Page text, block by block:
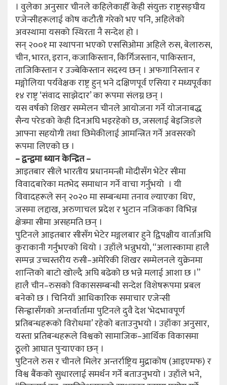
। वुलेका अनुसार चीनले कहिलेकाहीँ केही संयुक्त राष्ट्रसङ्घीय
एजेन्सीहरूलाई कोष कटौती गरेको भए पनि, अहिलेको
अवस्थामा यसको स्थिरता नै सन्देश हो ।
सन् २००१ मा स्थापना भएको एससिओमा अहिले रुस, बेलारुस,
चीन, भारत, इरान, कजाकिस्तान, किर्गिजस्तान, पाकिस्तान,
ताजिकिस्तान र उज्बेकिस्तान सदस्य छन् । अफगानिस्तान र
मङ्गोलिया पर्यवेक्षक राष्ट्र हुन् भने दक्षिणपूर्व एसिया र मध्यपूर्वका
१४ राष्ट्र ‘संवाद साझेदार’ का रूपमा संलग्न छन् ।
यस वर्षको शिखर सम्मेलन चीनले आयोजना गर्ने योजनाबद्ध
सैन्य परेडको केही दिनअघि भइरहेको छ, जसलाई बेइजिङले
आफ्ना सहयोगी तथा छिमेकीलाई आमन्त्रित गर्ने अवसरको
रूपमा लिएको छ ।
– द्वन्द्वमा ध्यान केन्द्रित –
आइतबार सीले भारतीय प्रधानमन्त्री मोदीसँग भेटेर सीमा
विवादबारेका मतभेद समाधान गर्ने वाचा गर्नुभयो । यी
विवादहरूले सन् २०२० मा सम्बन्धमा तनाव ल्याएका थिए,
जसमा लद्दाख, अरुणाचल प्रदेश र भुटान नजिकका विभिन्न
क्षेत्रमा सीमा असहमति छन् ।
पुटिनले आइतबार सीसँग भेटेर मङ्गलबार हुने द्विपक्षीय वार्ताअघि
कुराकानी गर्नुभएको थियो । उहाँले भन्नुभयो, “अलास्कामा हालै
सम्पन्न उच्चस्तरीय रुसी–अमेरिकी शिखर सम्मेलनले युक्रेनमा
शान्तिको बाटो खोल्दै अघि बढेको छ भन्ने मलाई आशा छ ।”
हालै चीन–रुसको विकाससम्बन्धी सन्देश विशेषरूपमा प्रबल
बनेको छ । चिनियाँ आधिकारिक समाचार एजेन्सी
सिन्ह्वासँगको अन्तर्वार्तामा पुटिनले दुवै देश ‘भेदभावपूर्ण
प्रतिबन्धहरूको विरोधमा’ रहेको बताउनुभयो । उहाँका अनुसार,
यस्ता प्रतिबन्धहरूले विश्वको सामाजिक–आर्थिक विकासमा
ठूलो आघात पुर्‍याएका छन् ।
पुटिनले रुस र चीनले मिलेर अन्तर्राष्ट्रिय मुद्राकोष (आइएमफ) र
विश्व बैंकको सुधारलाई समर्थन गर्ने बताउनुभयो । उहाँले भने,